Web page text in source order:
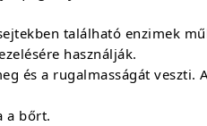
található enzimek
használják.
és a rugalmasságát veszti.
a bőrt.